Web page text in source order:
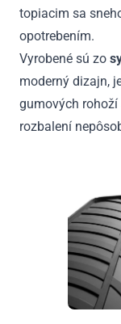
topiacim sa
opotrebením.
Vyrobené sú zo
moderný dizajn,
gumových
rozbalení